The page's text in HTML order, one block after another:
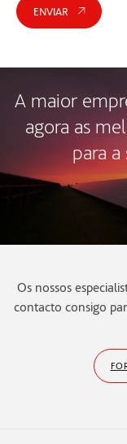
A maior
agora as
para a
Os nossos
contacto consigo